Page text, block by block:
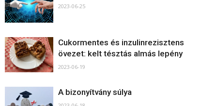
2023-06-25
Cukormentes és inzulinrezisztens
övezet: kelt tésztás almás lepény
2023-06-19
A bizonyítvány súlya